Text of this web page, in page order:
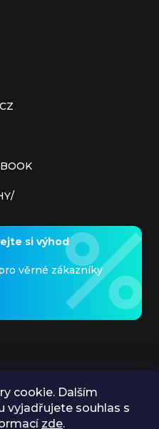
cookie. Dalším
vyjadřujete souhlas s
zde.
si výhod
věrné zákazníky